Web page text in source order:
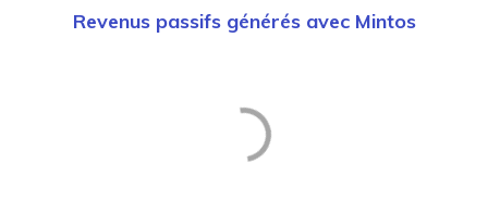
Revenus passifs générés avec Mintos